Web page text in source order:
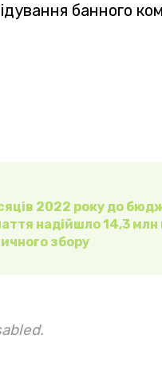
банного
2022 року до
надійшло 14,3 млн
збору